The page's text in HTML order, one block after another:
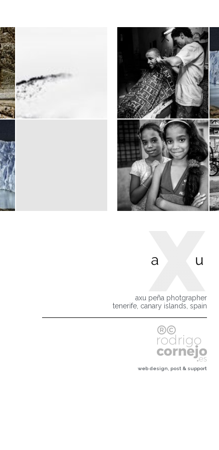
axu peña photgrapher
tenerife, canary islands, spain
web design, post & support